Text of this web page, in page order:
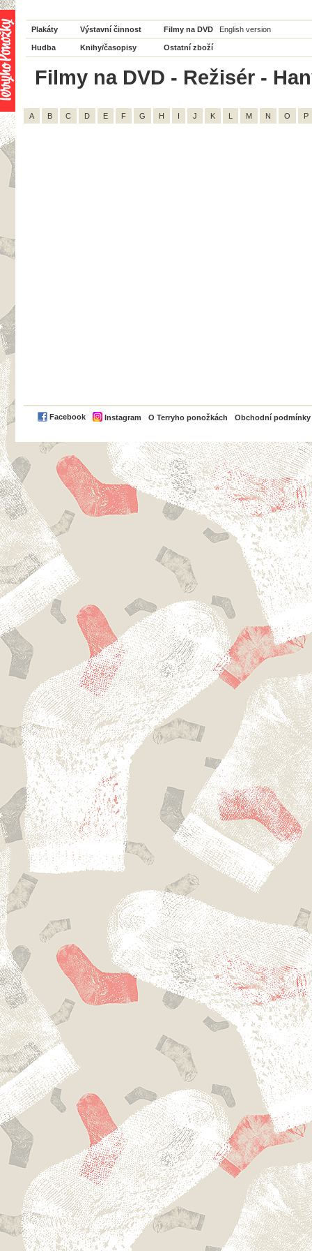
Plakáty Výstavní činnost Filmy na DVD English version
Hudba Knihy/časopisy Ostatní zboží
Filmy na DVD - Režisér -
A B C D E F G H I J K L M N O P
Facebook Instagram O Terryho ponožkách Obchodní podmínky
PayPal